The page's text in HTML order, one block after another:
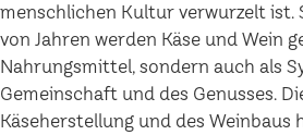
menschlichen Kultur verwurzelt ist.
von Jahren werden Käse und Wein
Nahrungsmittel, sondern auch als
Gemeinschaft und des Genusses.
Käseherstellung und des Weinbaus